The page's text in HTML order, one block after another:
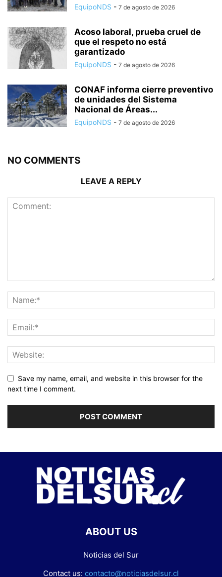
EquipoNDS - 7 de agosto de 2026
Acoso laboral, prueba cruel de
que el respeto no está
garantizado
EquipoNDS - 7 de agosto de 2026
CONAF informa cierre preventivo
de unidades del Sistema
Nacional de Áreas...
EquipoNDS - 7 de agosto de 2026
NO COMMENTS
LEAVE A REPLY
Save my name, email, and website in this browser for the
next time I comment.
ABOUT US
Noticias del Sur
Contact us: contacto@noticiasdelsur.cl